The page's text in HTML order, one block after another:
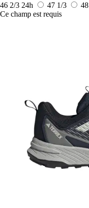
46 2/3 24h 47 1/3 48
Ce champ est requis